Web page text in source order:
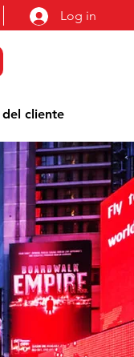
Log in
cliente